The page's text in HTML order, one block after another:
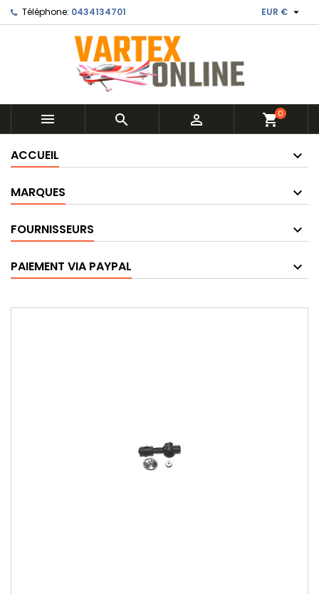
Téléphone: 0434134701 EUR € 
   shopping_cart0
ACCUEIL
MARQUES
FOURNISSEURS
PAIEMENT VIA PAYPAL